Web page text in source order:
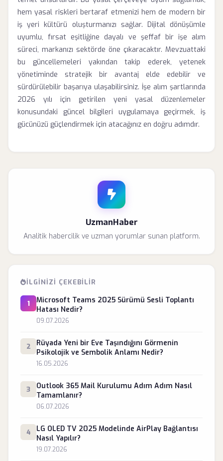
hem yasal riskleri bertaraf etmenizi hem de modern bir
iş yeri kültürü oluşturmanızı sağlar. Dijital dönüşümle
uyumlu, fırsat eşitliğine dayalı ve şeffaf bir işe alım
süreci, markanızı sektörde öne çıkaracaktır. Mevzuattaki
bu güncellemeleri yakından takip ederek, yetenek
yönetiminde stratejik bir avantaj elde edebilir ve
sürdürülebilir başarıya ulaşabilirsiniz. İşe alım şartlarında
2026 yılı için getirilen yeni yasal düzenlemeler
konusundaki güncel bilgileri uygulamaya geçirmek, iş
gücünüzü güçlendirmek için atacağınız en doğru adımdır.
UzmanHaber
Analitik habercilik ve uzman yorumlar sunan platform.
İLGINIZI ÇEKEBILIR
1
Microsoft Teams 2025 Sürümü Sesli Toplantı
Hatası Nedir?
09.07.2026
2
Rüyada Yeni bir Eve Taşındığını Görmenin
Psikolojik ve Sembolik Anlamı Nedir?
16.05.2026
3
Outlook 365 Mail Kurulumu Adım Adım Nasıl
Tamamlanır?
06.07.2026
4
LG OLED TV 2025 Modelinde AirPlay Bağlantısı
Nasıl Yapılır?
19.07.2026